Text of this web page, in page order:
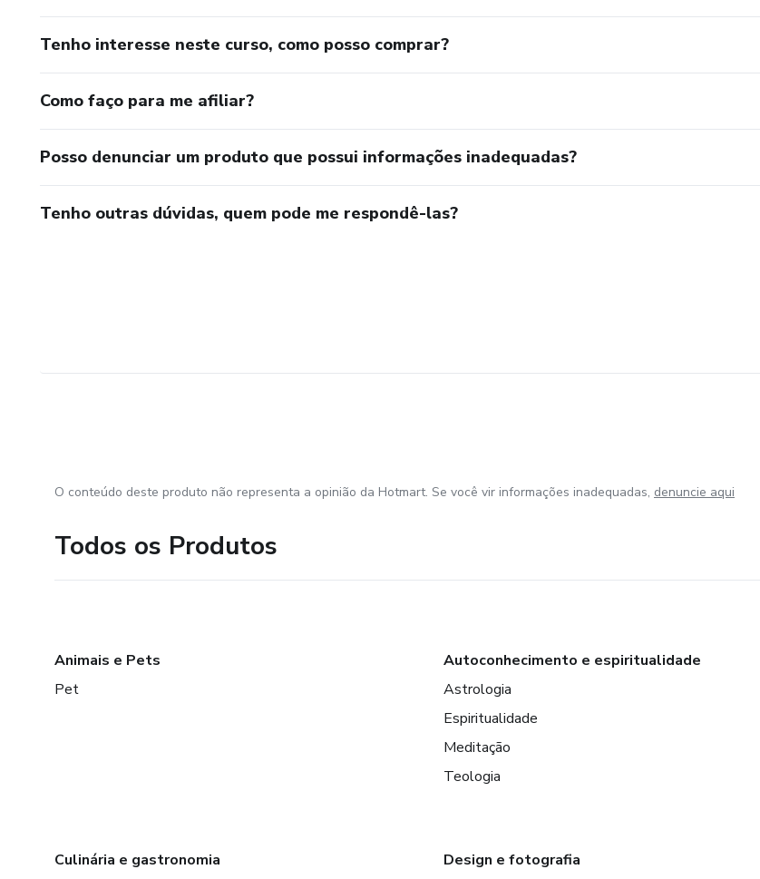
Tenho interesse neste curso, como posso comprar?
Como faço para me afiliar?
Posso denunciar um produto que possui informações inadequadas?
Tenho outras dúvidas, quem pode me respondê-las?
O conteúdo deste produto não representa a opinião da Hotmart. Se você vir informações inadequadas, denuncie aqui
Todos os Produtos
Animais e Pets
Pet
Autoconhecimento e espiritualidade
Astrologia
Espiritualidade
Meditação
Teologia
Culinária e gastronomia
Design e fotografia